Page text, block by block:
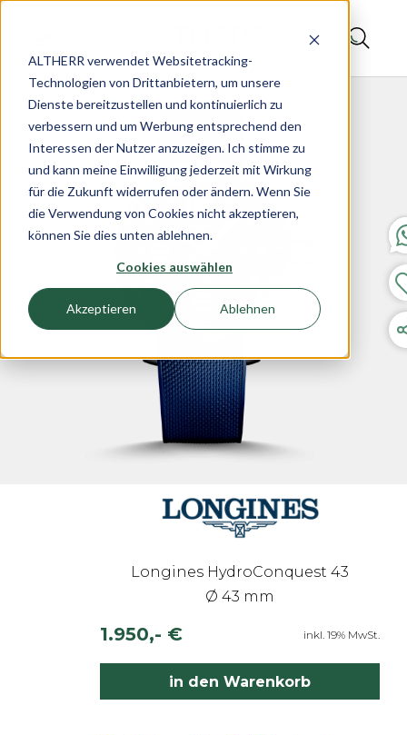
ALTHERR verwendet Websitetracking-
Technologien von Drittanbietern, um unsere
Dienste bereitzustellen und kontinuierlich zu
verbessern und um Werbung entsprechend den
Interessen der Nutzer anzuzeigen. Ich stimme zu
und kann meine Einwilligung jederzeit mit Wirkung
für die Zukunft widerrufen oder ändern. Wenn Sie
die Verwendung von Cookies nicht akzeptieren,
können Sie dies unten ablehnen.
Cookies auswählen
Akzeptieren Ablehnen
Longines HydroConquest 43
Ø 43 mm
1.950,- € inkl. 19% MwSt.
in den Warenkorb